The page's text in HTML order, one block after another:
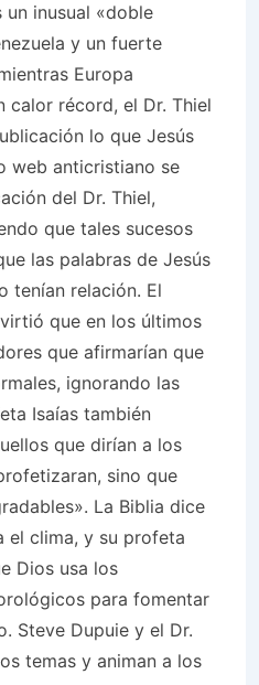
un inusual «doble
y un fuerte
Europa
calor récord, el Dr. Thiel
lo que Jesús
web anticristiano se
del Dr. Thiel,
que tales sucesos
las palabras de Jesús
tenían relación. El
que en los últimos
que afirmarían que
ignorando las
Isaías también
que dirían a los
sino que
La Biblia dice
el clima, y ​​su profeta
Dios usa los
para fomentar
Steve Dupuie y el Dr.
temas y animan a los